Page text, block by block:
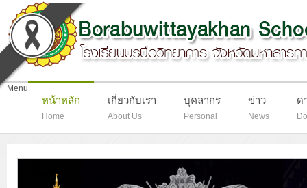
Menu
หน้าหลัก
Home
เกี่ยวกับเรา
About Us
บุคลากร
Personal
ข่าว
News
ด